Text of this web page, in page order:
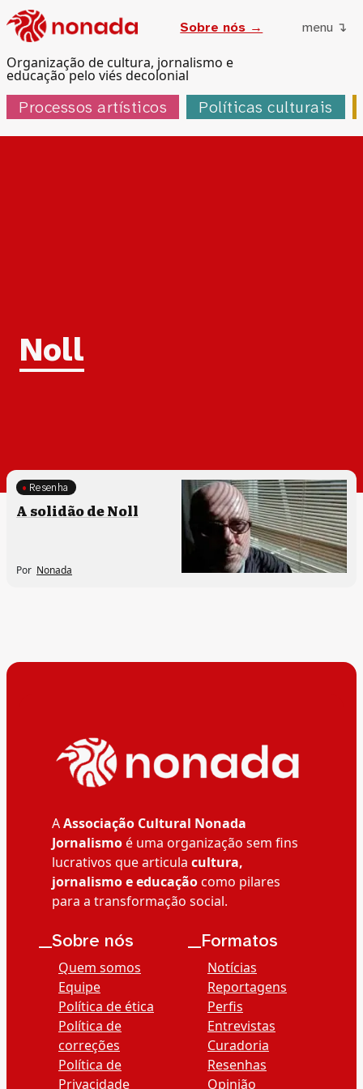
Organização de cultura, jornalismo e
educação pelo viés decolonial
Sobre nós → menu ↴
Processos artísticos Políticas culturais
Tag:
Noll
Processos artísticos
Resenha
A solidão de Noll
Por Nonada
AAssociação Cultural Nonada
Jornalismoé uma organização sem fins
lucrativos que articula cultura,
jornalismo e educaçãocomo pilares
para a transformação social.
__Sobre nós
Quem somos
Equipe
Política de ética
Política de
correções
Política de
Privacidade
__Formatos
Notícias
Reportagens
Perfis
Entrevistas
Curadoria
Resenhas
Opinião